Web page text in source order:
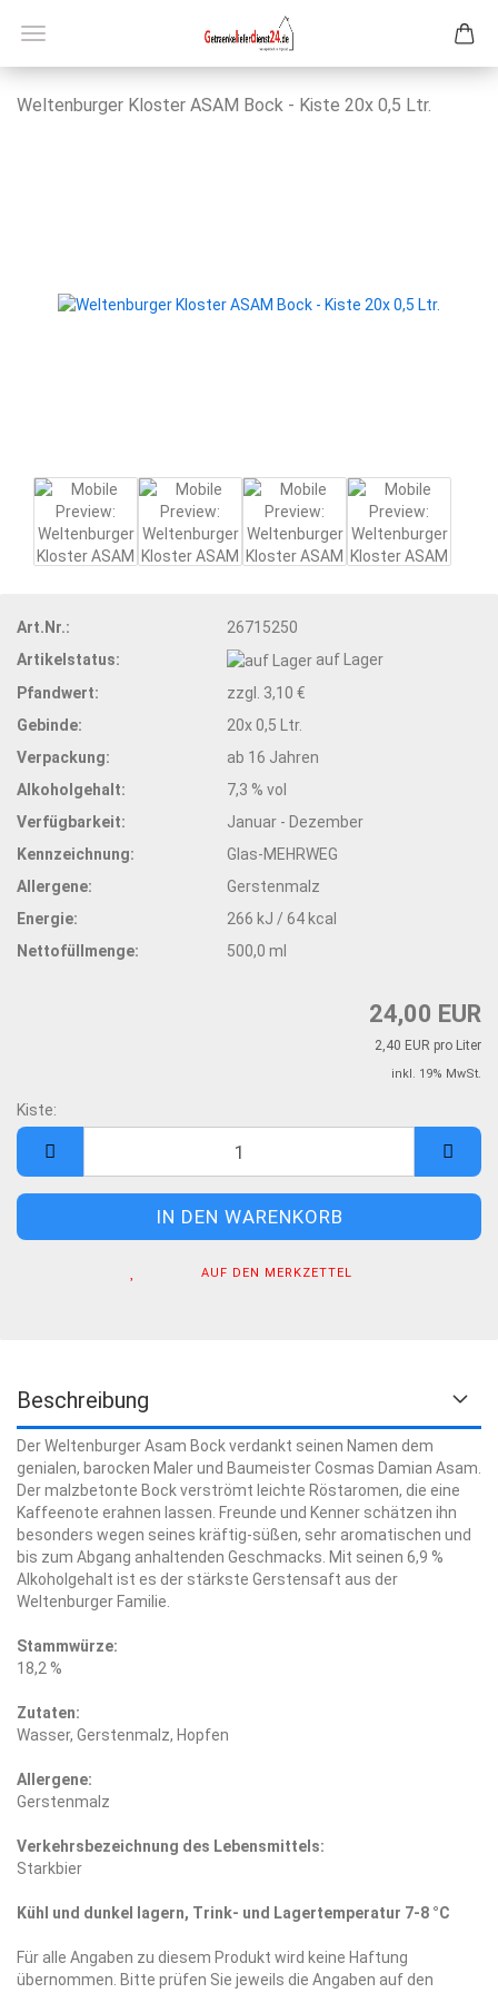
Wel­ten­bur­ger Klos­ter ASAM Bock - Kiste 20x 0,5 Ltr.
Art.Nr.:
26715250
Artikelstatus:
auf Lager
Pfandwert:
zzgl. 3,10 €
Gebinde:
20x 0,5 Ltr.
Verpackung:
ab 16 Jahren
Alkoholgehalt:
7,3 % vol
Verfügbarkeit:
Januar - Dezember
Kennzeichnung:
Glas-MEHRWEG
Allergene:
Gerstenmalz
Energie:
266 kJ / 64 kcal
Nettofüllmenge:
500,0 ml
24,00 EUR
2,40 EUR pro Liter
inkl. 19% MwSt.
Kiste:
Kiste
AUF DEN MERKZETTEL
Beschreibung
Der Weltenburger Asam Bock verdankt seinen Namen dem
genialen, barocken Maler und Baumeister Cosmas Damian Asam.
Der malzbetonte Bock verströmt leichte Röstaromen, die eine
Kaffeenote erahnen lassen. Freunde und Kenner schätzen ihn
besonders wegen seines kräftig-süßen, sehr aromatischen und
bis zum Abgang anhaltenden Geschmacks. Mit seinen 6,9 %
Alkoholgehalt ist es der stärkste Gerstensaft aus der
Weltenburger Familie.
Stammwürze:
18,2 %
Zutaten:
Wasser, Gerstenmalz, Hopfen
Allergene:
Gerstenmalz
Verkehrsbezeichnung des Lebensmittels:
Starkbier
Kühl und dunkel lagern, Trink- und Lagertemperatur 7-8 °C
Für alle Angaben zu diesem Produkt wird keine Haftung
übernommen. Bitte prüfen Sie jeweils die Angaben auf den